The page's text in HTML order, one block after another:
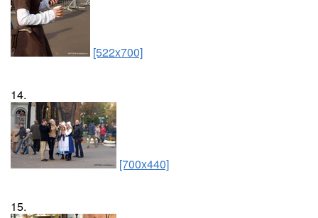
[522x700]
14.
[700x440]
15.